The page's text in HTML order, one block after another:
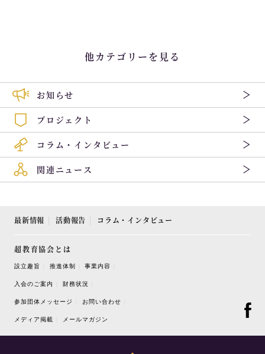
他カテゴリーを見る
お知らせ
プロジェクト
コラム・インタビュー
関連ニュース
最新情報 活動報告 コラム・インタビュー
超教育協会とは
設立趣旨 推進体制 事業内容
入会のご案内 財務状況
参加団体メッセージ お問い合わせ
メディア掲載 メールマガジン